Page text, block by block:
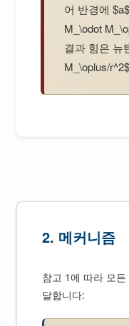
어 반경에
M_\odot
결과 힘은 뉴
M_\oplus/
2. 메커니즘
참고 1에 따라 모든
달합니다: